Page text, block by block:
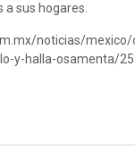
a sus hogares.
noticias/
y-halla-osamenta/